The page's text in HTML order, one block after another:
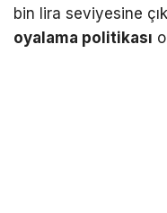
bin lira seviyesine
oyalama politikası